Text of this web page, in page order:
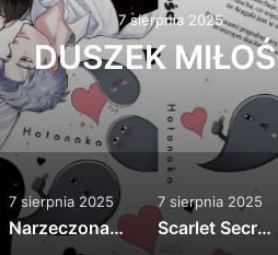
7 sierpnia 2025
DUSZEK MIŁOŚCI
7 sierpnia 2025
Narzeczona dla Ignata tom 1
7 sierpnia 2025
Scarlet Secret nowa edycja